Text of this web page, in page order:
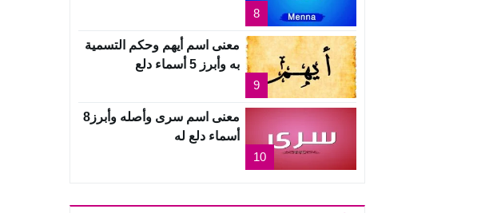
8
9
معنى اسم أيهم وحكم التسمية
به وأبرز 5 أسماء دلع
10
معنى اسم سرى وأصله وأبرز8
أسماء دلع له